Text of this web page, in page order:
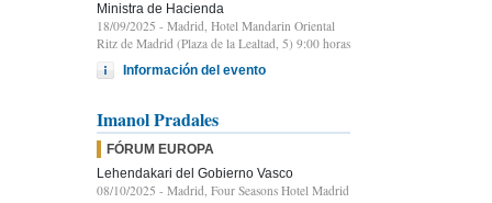
Ministra de Hacienda
18/09/2025 - Madrid, Hotel Mandarin Oriental
Ritz de Madrid (Plaza de la Lealtad, 5) 9:00 horas
Información del evento
Imanol Pradales
FÓRUM EUROPA
Lehendakari del Gobierno Vasco
08/10/2025 - Madrid, Four Seasons Hotel Madrid